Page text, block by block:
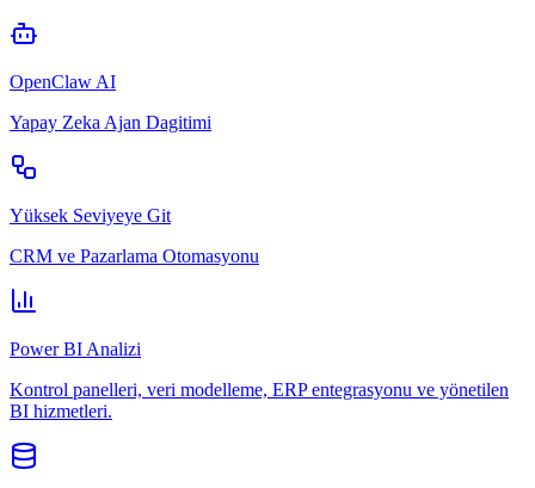
OpenClaw AI
Yapay Zeka Ajan Dagitimi
Yüksek Seviyeye Git
CRM ve Pazarlama Otomasyonu
Power BI Analizi
Kontrol panelleri, veri modelleme, ERP entegrasyonu ve yönetilen
BI hizmetleri.